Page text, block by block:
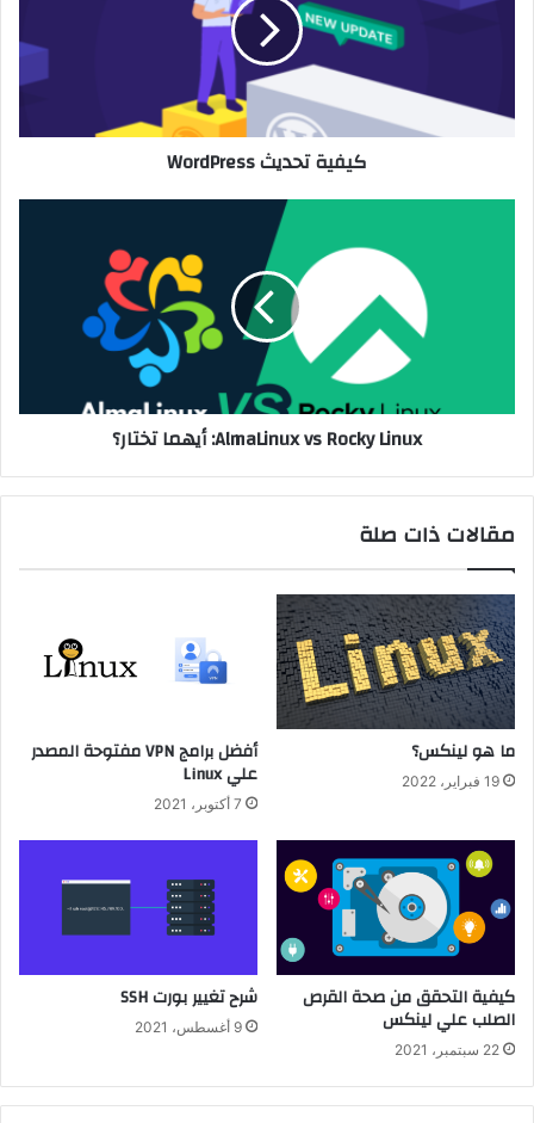
كيفية تحديث WordPress
AlmaLinux vs Rocky Linux: أيهما تختار؟
مقالات ذات صلة
ما هو لينكس؟
19 فبراير، 2022
أفضل برامج VPN مفتوحة المصدر
علي Linux
7 أكتوبر، 2021
كيفية التحقق من صحة القرص
الصلب علي لينكس
22 سبتمبر، 2021
شرح تغيير بورت SSH
9 أغسطس، 2021